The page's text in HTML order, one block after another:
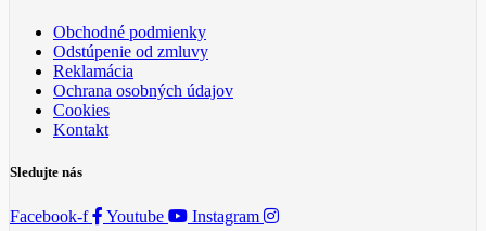
Obchodné podmienky
Odstúpenie od zmluvy
Reklamácia
Ochrana osobných údajov
Cookies
Kontakt
Sledujte nás
Facebook-f Youtube Instagram